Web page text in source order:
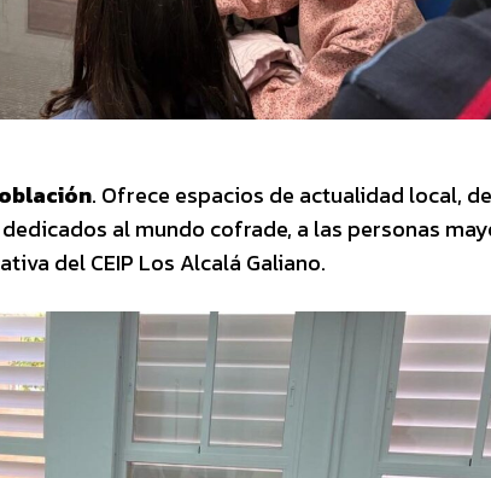
. Ofrece espacios de actualidad local,
al mundo cofrade, a las personas
del CEIP Los Alcalá Galiano.